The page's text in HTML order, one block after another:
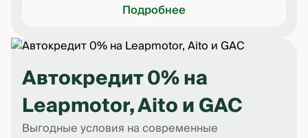
Подробнее
Автокредит 0% на
Leapmotor, Aito и GAC
Выгодные условия на современные